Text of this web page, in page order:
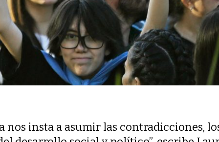
nos insta a asumir las contradicciones,